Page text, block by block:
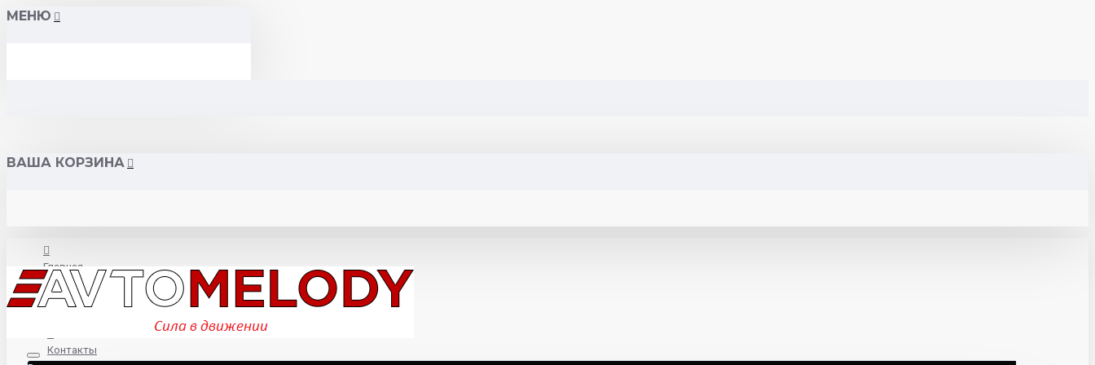
МЕНЮ
ВАША КОРЗИНА
Главная
О нас
Контакты